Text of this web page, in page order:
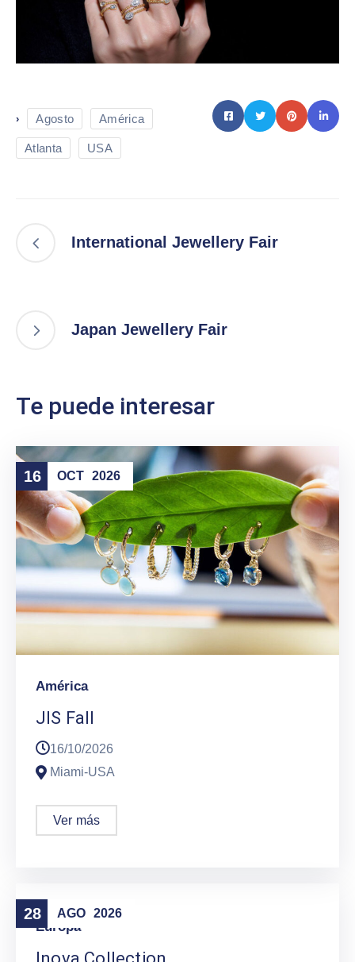
› Agosto América
Atlanta USA
International Jewellery Fair
Japan Jewellery Fair
Te puede interesar
16 OCT 2026
América
JIS Fall
16/10/2026
Miami-USA
Ver más
28 AGO 2026
Europa